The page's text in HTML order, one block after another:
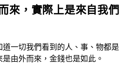
來，實際上是來自我們
一切我們看到的人、事、物都是
由外而來，金錢也是如此。